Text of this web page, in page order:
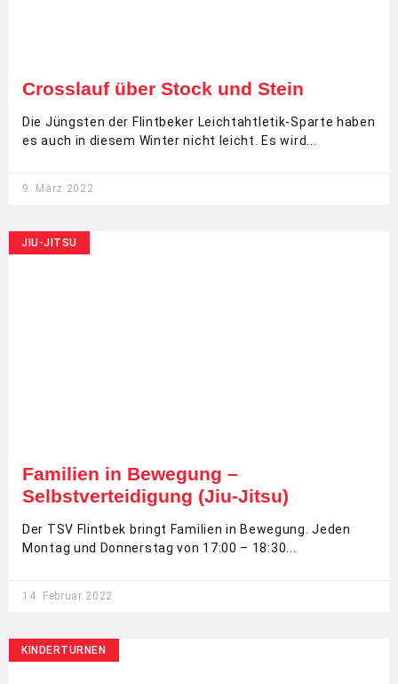
Crosslauf über Stock und Stein
Die Jüngsten der Flintbeker Leichtahtletik-Sparte haben
es auch in diesem Winter nicht leicht. Es wird
9. März 2022
JIU-JITSU
Familien in Bewegung –
Selbstverteidigung (Jiu-Jitsu)
Der TSV Flintbek bringt Familien in Bewegung. Jeden
Montag und Donnerstag von 17:00 – 18:30
14. Februar 2022
KINDERTURNEN